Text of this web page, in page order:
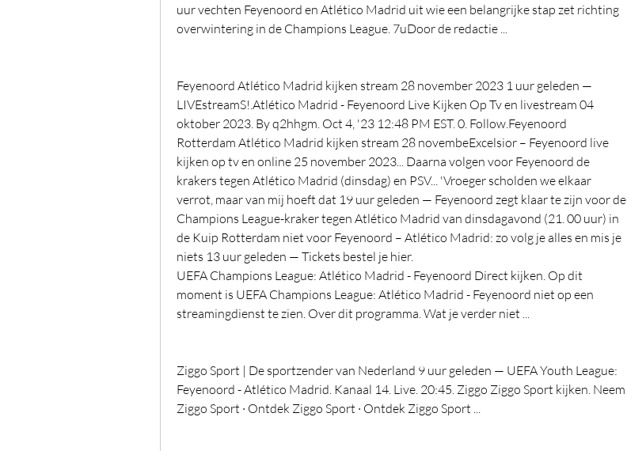
uur vechten Feyenoord en Atlético Madrid uit wie een belangrijke stap zet richting
overwintering in de Champions League. 7uDoor de redactie ...
Feyenoord Atlético Madrid kijken stream 28 november 2023 1 uur geleden —
LIVEstreamS!.Atlético Madrid - Feyenoord Live Kijken Op Tv en livestream 04
oktober 2023. By q2hhgm. Oct 4, '23 12:48 PM EST. 0. Follow.Feyenoord
Rotterdam Atlético Madrid kijken stream 28 novembeExcelsior – Feyenoord live
kijken op tv en online 25 november 2023... Daarna volgen voor Feyenoord de
krakers tegen Atlético Madrid (dinsdag) en PSV... 'Vroeger scholden we elkaar
verrot, maar van mij hoeft dat 19 uur geleden — Feyenoord zegt klaar te zijn voor de
Champions League-kraker tegen Atlético Madrid van dinsdagavond (21. 00 uur) in
de Kuip Rotterdam niet voor Feyenoord – Atlético Madrid: zo volg je alles en mis je
niets 13 uur geleden — Tickets bestel je hier.
UEFA Champions League: Atlético Madrid - Feyenoord Direct kijken. Op dit
moment is UEFA Champions League: Atlético Madrid - Feyenoord niet op een
streamingdienst te zien. Over dit programma. Wat je verder niet ...
Ziggo Sport | De sportzender van Nederland 9 uur geleden — UEFA Youth League:
Feyenoord - Atlético Madrid. Kanaal 14. Live. 20:45. Ziggo Ziggo Sport kijken. Neem
Ziggo Sport · Ontdek Ziggo Sport · Ontdek Ziggo Sport ...